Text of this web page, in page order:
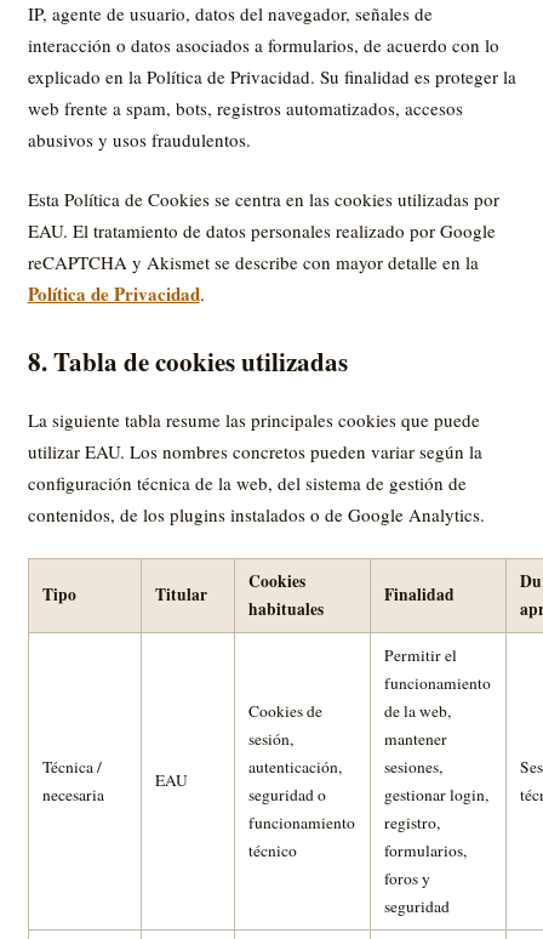
IP, agente de usuario, datos del navegador, señales de
interacción o datos asociados a formularios, de acuerdo con lo
explicado en la Política de Privacidad. Su finalidad es proteger la
web frente a spam, bots, registros automatizados, accesos
abusivos y usos fraudulentos.
Esta Política de Cookies se centra en las cookies utilizadas por
EAU. El tratamiento de datos personales realizado por Google
reCAPTCHA y Akismet se describe con mayor detalle en la
Política de Privacidad.
8. Tabla de cookies utilizadas
La siguiente tabla resume las principales cookies que puede
utilizar EAU. Los nombres concretos pueden variar según la
configuración técnica de la web, del sistema de gestión de
contenidos, de los plugins instalados o de Google Analytics.
Tipo Titular
Cookies
habituales
Finalidad
Técnica /
necesaria
EAU
Cookies de
sesión,
autenticación,
seguridad o
funcionamiento
técnico
Permitir el
funcionamiento
de la web,
mantener
sesiones,
gestionar login,
registro,
formularios,
foros y
seguridad